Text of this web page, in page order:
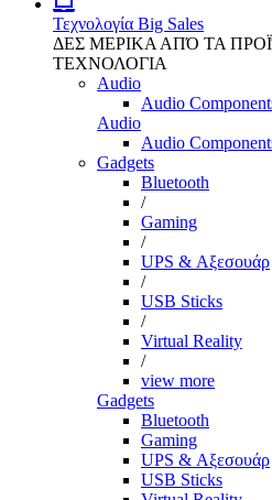
Τεχνολογία Big Sales
ΔΕΣ ΜΕΡΙΚΑ ΑΠΌ ΤΑ
ΤΕΧΝΟΛΟΓΙΑ
Audio
Audio
Audio
Audio
Gadgets
Bluetooth
/
Gaming
/
UPS & Αξεσουάρ
/
USB Sticks
/
Virtual Reality
/
view more
Gadgets
Bluetooth
Gaming
UPS & Αξεσουάρ
USB Sticks